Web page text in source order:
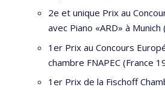
Après avoir rapidement terminé ses
perfectionner à l'université d'Indiana
de Josef Gingold, Franco Gulli,
puis en Allemagne à Cologne avec les
Amadeus.
2e et unique Prix au
avec Piano «ARD» à
1er Prix au Concours
chambre FNAPEC (France
1er Prix de la Fischoff